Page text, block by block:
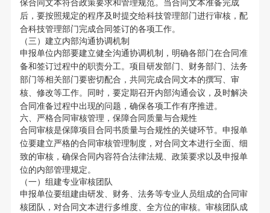
保合同文本符合政策要求和管理规范。当合同文本准备完成
后，要按照规定的程序及时提交给科技管理部门进行审核，配
合科技管理部门完成合同签订的各项工作。
（三）建立内部沟通协调机制
申报单位内部要建立健全沟通协调机制，明确各部门在合同准
备和签订过程中的职责分工。项目研发部门、财务部门、法务
部门等相关部门要密切配合，共同完成合同文本的撰写、审
核、修改等工作。同时，要定期召开内部沟通会议，及时解决
合同准备过程中出现的问题，确保各项工作有序推进。
六、严格合同审核管理，保障合同质量与合规性
合同审核是保障项目合同书质量与合规性的关键环节。申报单
位要建立严格的合同审核管理制度，对合同文本进行全面、细
致的审核，确保合同内容符合法律法规、政策要求以及申报单
位的内部管理规定。
（一）组建专业审核团队
申报单位要组建由研发、财务、法务等专业人员组成的合同审
核团队，对合同文本进行多维度、全方位的审核。审核团队成